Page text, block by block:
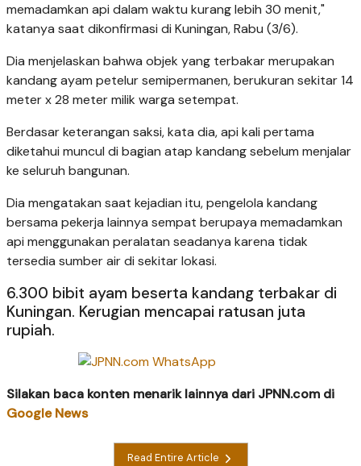
memadamkan api dalam waktu kurang lebih 30 menit,"
katanya saat dikonfirmasi di Kuningan, Rabu (3/6).
Dia menjelaskan bahwa objek yang terbakar merupakan
kandang ayam petelur semipermanen, berukuran sekitar 14
meter x 28 meter milik warga setempat.
Berdasar keterangan saksi, kata dia, api kali pertama
diketahui muncul di bagian atap kandang sebelum menjalar
ke seluruh bangunan.
Dia mengatakan saat kejadian itu, pengelola kandang
bersama pekerja lainnya sempat berupaya memadamkan
api menggunakan peralatan seadanya karena tidak
tersedia sumber air di sekitar lokasi.
6.300 bibit ayam beserta kandang terbakar di
Kuningan. Kerugian mencapai ratusan juta
rupiah.
Silakan baca konten menarik lainnya dari JPNN.com di
Google News
Read Entire Article